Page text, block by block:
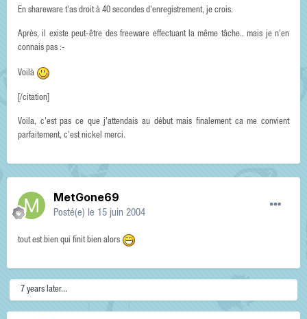
En shareware t'as droit à 40 secondes d'enregistrement, je crois.
Après, il existe peut-être des freeware effectuant la même tâche.. mais je n'en
connais pas :-
Voilà
[/citation]
Voila, c'est pas ce que j'attendais au début mais finalement ca me convient
parfaitement, c'est nickel merci.
MetGone69
Posté(e) le 15 juin 2004
tout est bien qui finit bien alors
7 years later...